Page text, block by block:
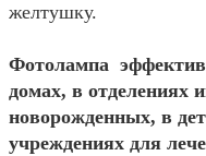
желтушку.
Фотолампа
домах, в отделениях
новорожденных, в
учреждениях для